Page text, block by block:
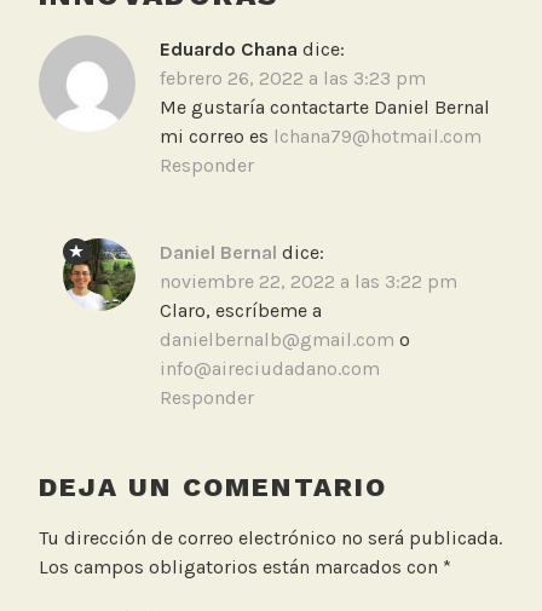
Eduardo Chana dice:
febrero 26, 2022 a las 3:23 pm
Me gustaría contactarte Daniel Bernal
mi correo es lchana79@hotmail.com
Responder
Daniel Bernal dice:
noviembre 22, 2022 a las 3:22 pm
Claro, escríbeme a
danielbernalb@gmail.com o
info@aireciudadano.com
Responder
DEJA UN COMENTARIO
Tu dirección de correo electrónico no será publicada.
Los campos obligatorios están marcados con *